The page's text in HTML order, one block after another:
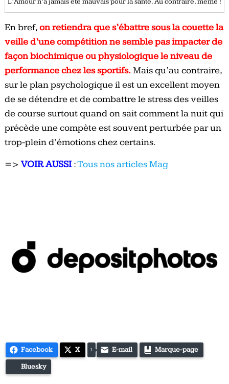
En bref,on retiendra que s’ébattre sous la couette la
veille d’une compétition ne semble pas impacter de
façon biochimique ou physiologique le niveau de
performance chez les sportifs.Mais qu’au contraire,
sur le plan psychologique il est un excellent moyen
de se détendre et de combattre le stress des veilles
de course surtout quand on sait comment la nuit qui
précède une compète est souvent perturbée par un
trop-plein d’émotions chez certains.
=>VOIR AUSSI:Tous nos articles Mag
Facebook X 1 E-mail Marque-page
Bluesky